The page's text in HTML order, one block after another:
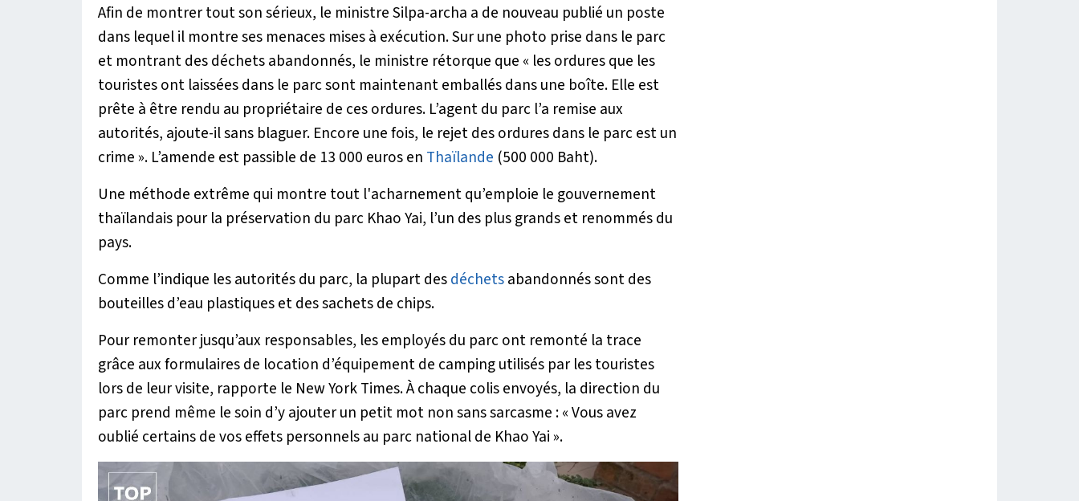
Afin de montrer tout son sérieux, le ministre Silpa-archa a de nouveau publié un poste
dans lequel il montre ses menaces mises à exécution. Sur une photo prise dans le parc
et montrant des déchets abandonnés, le ministre rétorque que « les ordures que les
touristes ont laissées dans le parc sont maintenant emballés dans une boîte. Elle est
prête à être rendu au propriétaire de ces ordures. L’agent du parc l’a remise aux
autorités, ajoute-il sans blaguer. Encore une fois, le rejet des ordures dans le parc est un
crime ». L’amende est passible de 13 000 euros en Thaïlande (500 000 Baht).
Une méthode extrême qui montre tout l'acharnement qu’emploie le gouvernement
thaïlandais pour la préservation du parc Khao Yai, l’un des plus grands et renommés du
pays.
Comme l’indique les autorités du parc, la plupart desdéchetsabandonnés sont des
bouteilles d’eau plastiques et des sachets de chips.
Pour remonter jusqu’aux responsables, les employés du parc ont remonté la trace
grâce aux formulaires de location d’équipement de camping utilisés par les touristes
lors de leur visite, rapporte le New York Times. À chaque colis envoyés, la direction du
parc prend même le soin d’y ajouter un petit mot non sans sarcasme : «Vous avez
oublié certains de vos effets personnels au parc national de Khao Yai ».